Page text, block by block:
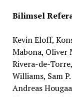
Bilimsel
Kevin Eloff,
Mabona, Oliver
Rivera-de-
Williams, Sam
Andreas